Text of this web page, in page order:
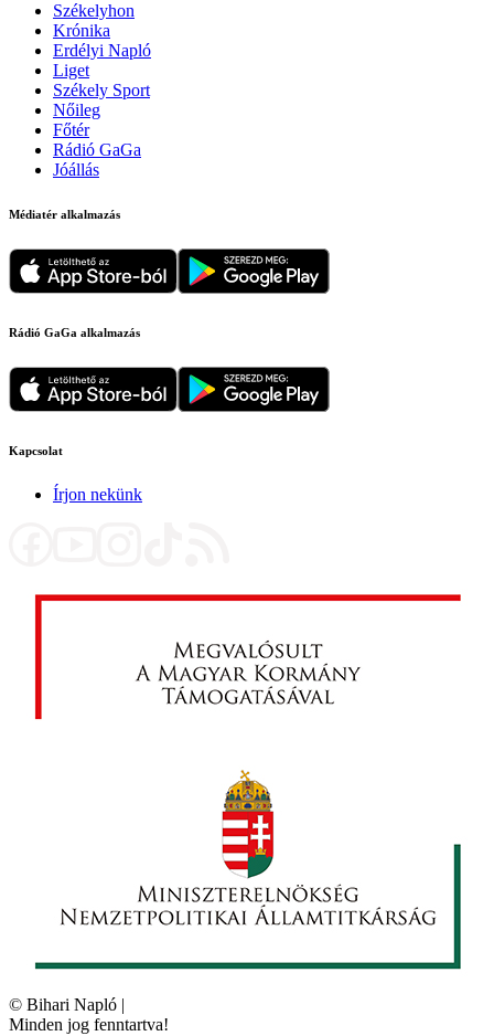
Székelyhon
Krónika
Erdélyi Napló
Liget
Székely Sport
Nőileg
Főtér
Rádió GaGa
Jóállás
Médiatér alkalmazás
Rádió GaGa alkalmazás
Kapcsolat
Írjon nekünk
© Bihari Napló |
Minden jog fenntartva!